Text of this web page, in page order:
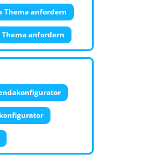
Thema anfordern
anfordern